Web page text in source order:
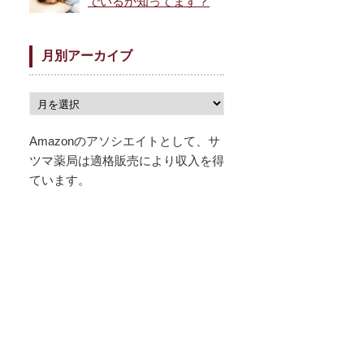
月別アーカイブ
Amazonのアソシエイトとして、サ
ツマ薬局は適格販売により収入を得
ています。